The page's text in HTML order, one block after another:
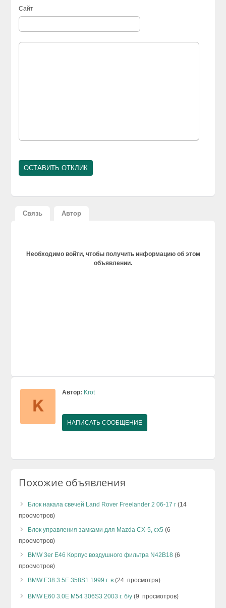
Сайт
Связь Автор
Необходимо войти, чтобы получить информацию об этом
объявлении.
Автор: Krot
НАПИСАТЬ СООБЩЕНИЕ
Похожие объявления
Блок накала свечей Land Rover Freelander 2 06-17 г (14
просмотров)
Блок управления замками для Mazda CX-5, cx5 (6
просмотров)
BMW 3er E46 Корпус воздушного фильтра N42B18 (6
просмотров)
BMW E38 3.5E 358S1 1999 г. в (24 просмотра)
BMW E60 3.0E M54 306S3 2003 г. б/у (9 просмотров)